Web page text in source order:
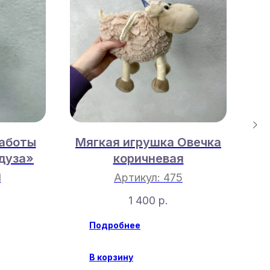
Мягкая игрушка Овечка
коричневая
Артикул: 475
1 400 р.
Подробнее
В корзину